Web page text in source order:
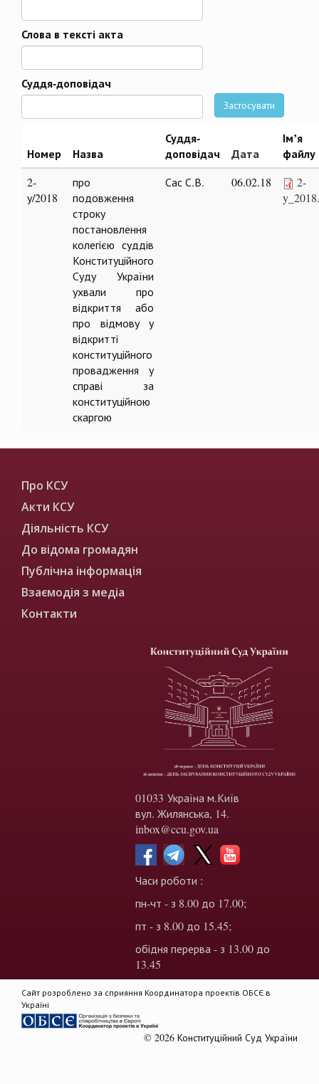
Слова в тексті акта
Суддя-доповідач
Застосувати
Номер Назва
Суддя-
доповідач
Дата
Ім’я
файлу
2-
у/2018
про
подовження
строку
постановлення
колегією суддів
Конституційного
Суду України
ухвали про
відкриття або
про відмову у
відкритті
конституційного
провадження у
справі за
конституційною
скаргою
Сас С.В. 06.02.18
2-
Про КСУ
Акти КСУ
Діяльність КСУ
До відома громадян
Публічна інформація
Взаємодія з медіа
Контакти
01033 Україна м.Київ
вул. Жилянська, 14.
inbox@ccu.gov.ua
Часи роботи :
пн-чт - з 8.00 до 17.00;
пт - з 8.00 до 15.45;
обідня перерва - з 13.00 до
13.45
Сайт розроблено за сприяння Координатора проектів ОБСЄ в
Україні
© 2026 Конституційний Суд України